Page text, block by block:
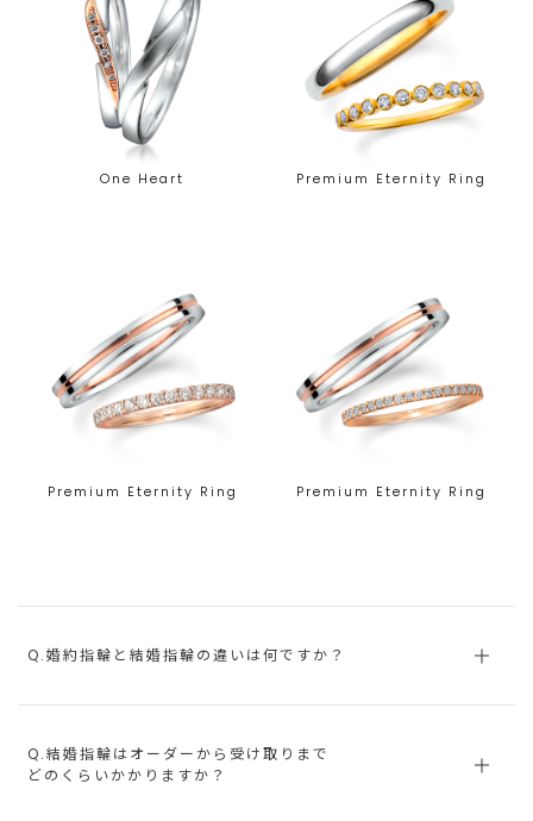
One Heart Premium Eternity Ring
Premium Eternity Ring Premium Eternity Ring
Q.婚約指輪と結婚指輪の違いは何ですか？
Q.結婚指輪はオーダーから受け取りまで
どのくらいかかりますか？